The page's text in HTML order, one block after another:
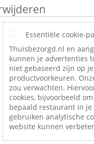
Essentiële cookie-
Thuisbezorgd.nl en
kunnen je advertenties
niet gebaseerd zijn op
productvoorkeuren.
zou verwachten.
cookies, bijvoorbeeld
bepaald restaurant in
gebruiken analytische
website kunnen